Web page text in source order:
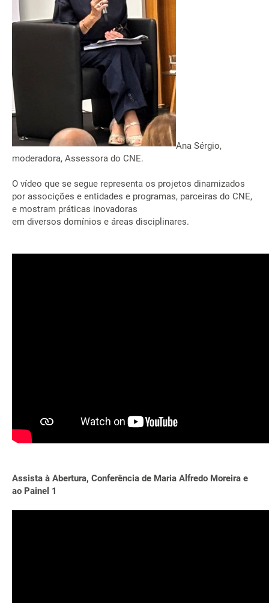
Ana Sérgio,
moderadora, Assessora do CNE.
O vídeo que se segue representa os projetos dinamizados
por associções e entidades e programas, parceiras do CNE,
e mostram práticas inovadoras
em diversos domínios e áreas disciplinares.
Assista à Abertura, Conferência de Maria Alfredo Moreira e
ao Painel 1